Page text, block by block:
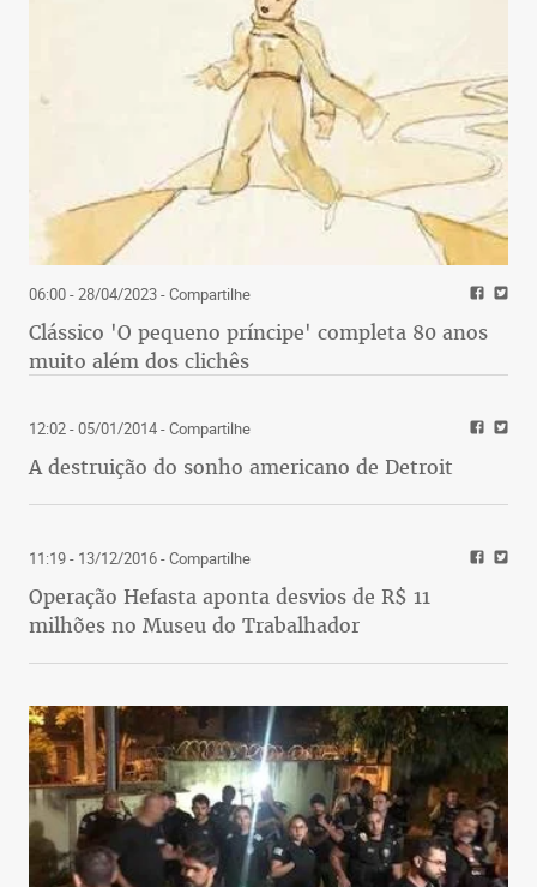
06:00 - 28/04/2023- Compartilhe
Clássico 'O pequeno príncipe' completa 80 anos
muito além dos clichês
12:02 - 05/01/2014- Compartilhe
A destruição do sonho americano de Detroit
11:19 - 13/12/2016- Compartilhe
Operação Hefasta aponta desvios de R$ 11
milhões no Museu do Trabalhador